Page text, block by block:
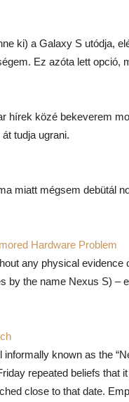
ki) a Galaxy S utódja,
Ez azóta lett opció,
hírek közé bekeverem
tudja ugrani.
miatt mégsem debütál
Hardware Problem
any physical evidence
by the name Nexus S) –
known as the
repeated beliefs that it
close to that date.